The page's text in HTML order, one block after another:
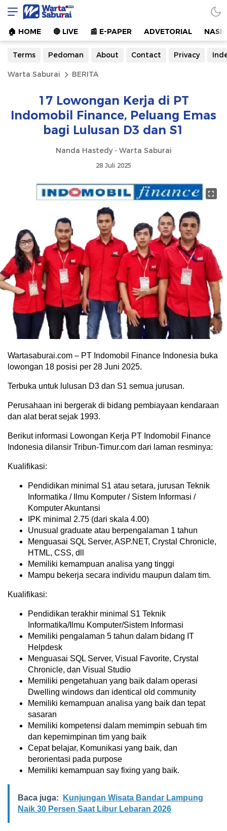
Warta Saburai
Sumber Informasi Terkini
🏠︎ HOME 🔴 LIVE 📰 E-PAPER ADVETORIAL
Terms Pedoman About Contact Privacy
Warta Saburai BERITA
17 Lowongan Kerja di PT
Indomobil Finance, Peluang Emas
bagi Lulusan D3 dan S1
Nanda Hastedy - Warta Saburai
28 Juli 2025
Wartasaburai.com – PT Indomobil Finance Indonesia buka
lowongan 18 posisi per 28 Juni 2025.
Terbuka untuk lulusan D3 dan S1 semua jurusan.
Perusahaan ini bergerak di bidang pembiayaan kendaraan
dan alat berat sejak 1993.
Berikut informasi Lowongan Kerja PT Indomobil Finance
Indonesia dilansir Tribun-Timur.com dari laman resminya:
Kualifikasi:
Pendidikan minimal S1 atau setara, jurusan Teknik
Informatika / Ilmu Komputer / Sistem Informasi /
Komputer Akuntansi
IPK minimal 2.75 (dari skala 4.00)
Unusual graduate atau berpengalaman 1 tahun
Menguasai SQL Server, ASP.NET, Crystal Chronicle,
HTML, CSS, dll
Memiliki kemampuan analisa yang tinggi
Mampu bekerja secara individu maupun dalam tim.
Kualifikasi:
Pendidikan terakhir minimal S1 Teknik
Informatika/Ilmu Komputer/Sistem Informasi
Memiliki pengalaman 5 tahun dalam bidang IT
Helpdesk
Menguasai SQL Server, Visual Favorite, Crystal
Chronicle, dan Visual Studio
Memiliki pengetahuan yang baik dalam operasi
Dwelling windows dan identical old community
Memiliki kemampuan analisa yang baik dan tepat
sasaran
Memiliki kompetensi dalam memimpin sebuah tim
dan kepemimpinan tim yang baik
Cepat belajar, Komunikasi yang baik, dan
berorientasi pada purpose
Memiliki kemampuan say fixing yang baik.
Baca juga:
Kunjungan Wisata Bandar Lampung
Naik 30 Persen Saat Libur Lebaran 2026